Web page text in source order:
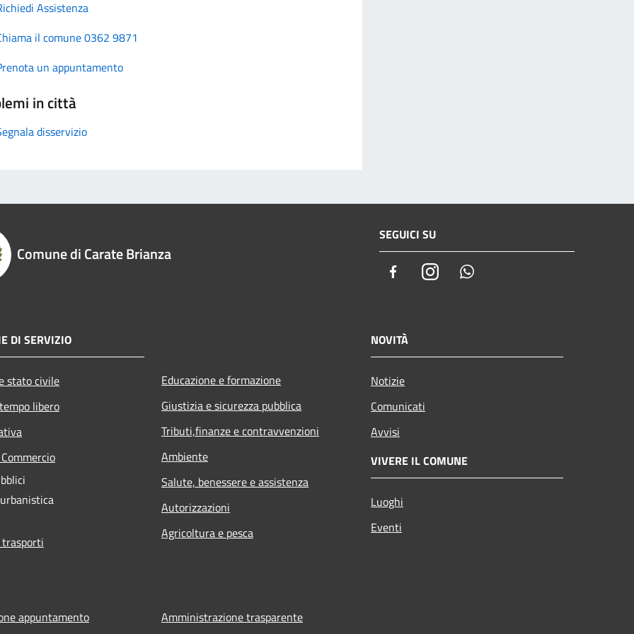
Assistenza
il comune 0362 9871
un appuntamento
in città
disservizio
Comune di Carate Brianza
SEGUICI SU
FacebookInstagram
DI SERVIZIO
stato civile
libero
Educazione e formazione
Giustizia e sicurezza pubblica
Tributi,finanze e contravvenzioni
Ambiente
Salute, benessere e assistenza
Autorizzazioni
Agricoltura e pesca
NOVITÀ
Notizie
Comunicati
Avvisi
VIVERE IL COMUNE
Luoghi
Eventi
appuntamento
Amministrazione trasparente